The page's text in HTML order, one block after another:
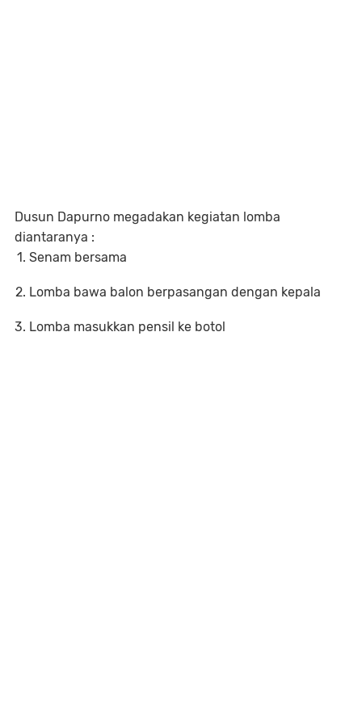
Dusun Dapurno megadakan kegiatan lomba
diantaranya :
Senam bersama
Lomba bawa balon berpasangan dengan kepala
Lomba masukkan pensil ke botol